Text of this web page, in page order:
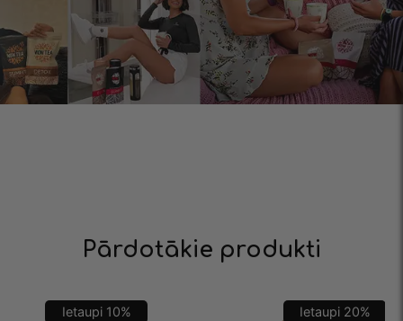
Pārdotākie produkti
Ietaupi 10% Ietaupi 20%